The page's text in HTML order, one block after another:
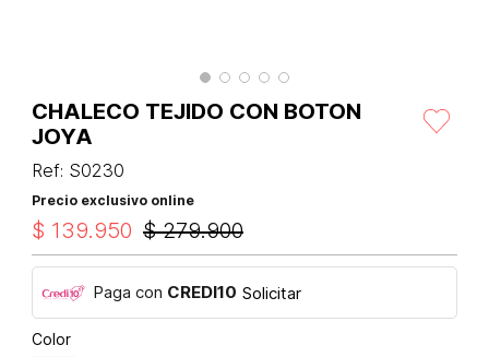
CHALECO TEJIDO CON BOTON
JOYA
Ref: S0230
Precio exclusivo online
$ 279.900
$ 139.950
Paga con CREDI10 Solicitar
Color